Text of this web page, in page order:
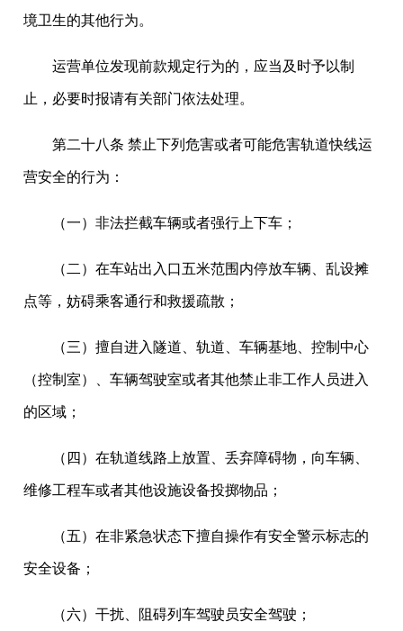
境卫生的其他行为。
运营单位发现前款规定行为的，应当及时予以制
止，必要时报请有关部门依法处理。
第二十八条 禁止下列危害或者可能危害轨道快线运
营安全的行为：
（一）非法拦截车辆或者强行上下车；
（二）在车站出入口五米范围内停放车辆、乱设摊
点等，妨碍乘客通行和救援疏散；
（三）擅自进入隧道、轨道、车辆基地、控制中心
（控制室）、车辆驾驶室或者其他禁止非工作人员进入
的区域；
（四）在轨道线路上放置、丢弃障碍物，向车辆、
维修工程车或者其他设施设备投掷物品；
（五）在非紧急状态下擅自操作有安全警示标志的
安全设备；
（六）干扰、阻碍列车驾驶员安全驾驶；